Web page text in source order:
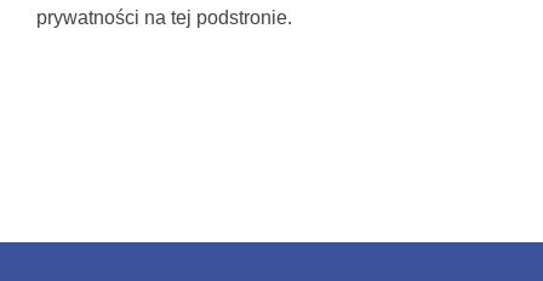
prywatności na tej podstronie.